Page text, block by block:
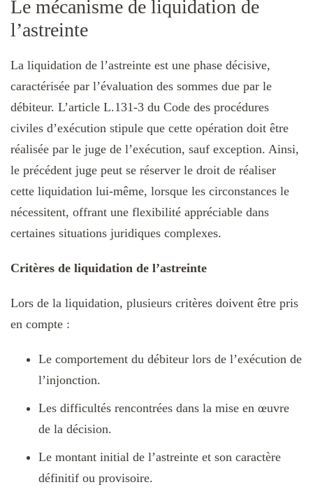
Le mécanisme de liquidation de
l’astreinte
La liquidation de l’astreinte est une phase décisive,
caractérisée par l’évaluation des sommes due par le
débiteur. L’article L.131-3 du Code des procédures
civiles d’exécution stipule que cette opération doit être
réalisée par le juge de l’exécution, sauf exception. Ainsi,
le précédent juge peut se réserver le droit de réaliser
cette liquidation lui-même, lorsque les circonstances le
nécessitent, offrant une flexibilité appréciable dans
certaines situations juridiques complexes.
Critères de liquidation de l’astreinte
Lors de la liquidation, plusieurs critères doivent être pris
en compte :
Le comportement du débiteur lors de l’exécution de
l’injonction.
Les difficultés rencontrées dans la mise en œuvre
de la décision.
Le montant initial de l’astreinte et son caractère
définitif ou provisoire.